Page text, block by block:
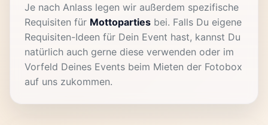
Je nach Anlass legen wir außerdem spezifische
Requisiten für Mottoparties bei. Falls Du eigene
Requisiten-Ideen für Dein Event hast, kannst Du
natürlich auch gerne diese verwenden oder im
Vorfeld Deines Events beim Mieten der Fotobox
auf uns zukommen.